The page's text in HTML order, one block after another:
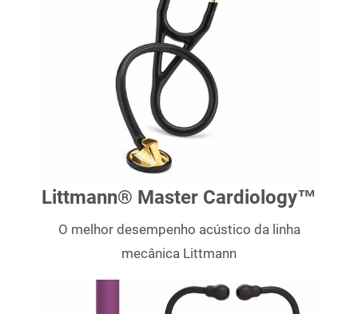
Littmann® Master Cardiology™
O melhor desempenho acústico da linha
mecânica Littmann